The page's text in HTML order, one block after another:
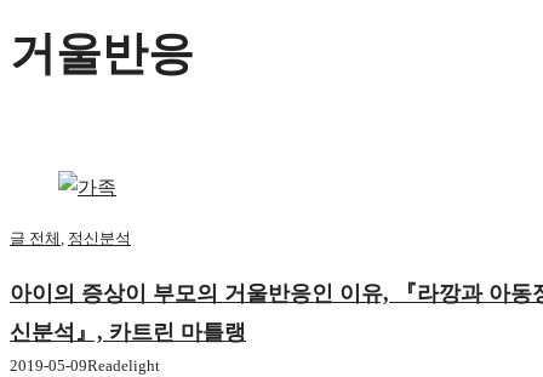
거울반응
글 전체, 정신분석
아이의 증상이 부모의 거울반응인 이유, 『라깡과 아동
신분석』, 카트린 마틀랭
2019-05-09Readelight